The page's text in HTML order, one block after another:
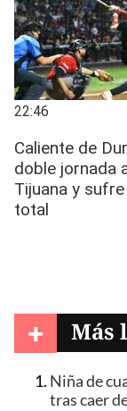
+ Más
Niña de
tras caer